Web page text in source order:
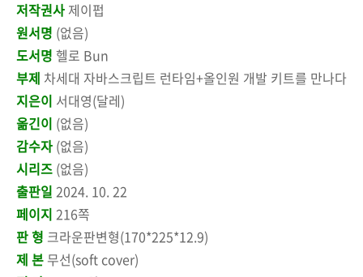
저작권사 제이펍
원서명 (없음)
도서명 헬로 Bun
부제 차세대 자바스크립트 런타임+올인원 개발 키트를 만나다
지은이 서대영(달레)
옮긴이 (없음)
감수자 (없음)
시리즈 (없음)
출판일 2024. 10. 22
페이지 216쪽
판 형 크라운판변형(170*225*12.9)
제 본 무선(soft cover)